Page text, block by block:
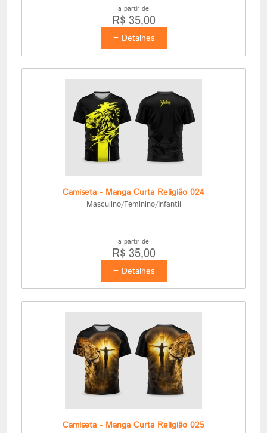
a partir de
R$ 35,00
+ Detalhes
Camiseta - Manga Curta Religião 024
Masculino/Feminino/Infantil
a partir de
R$ 35,00
+ Detalhes
Camiseta - Manga Curta Religião 025